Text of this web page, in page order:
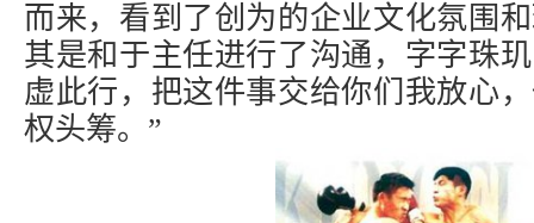
而来，看到了创为的企业文化氛围
其是和于主任进行了沟通，字字珠
虚此行，把这件事交给你们我放心
权头筹。”